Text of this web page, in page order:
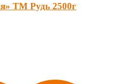
ТМ Рудь 2500г